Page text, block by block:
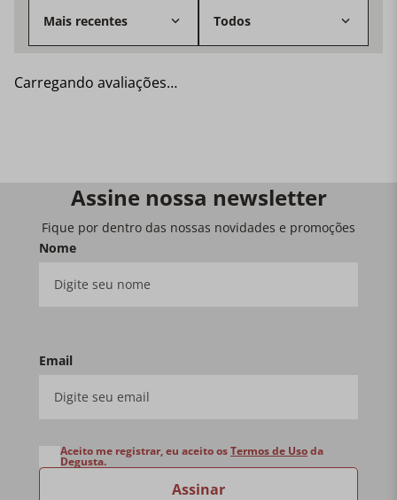
Mais recentes Todos
Carregando avaliações…
Assine nossa newsletter
Fique por dentro das nossas novidades e promoções
Nome
Email
Assinar
Aceito me registrar, eu aceito osTermos de Usoda
Degusta.